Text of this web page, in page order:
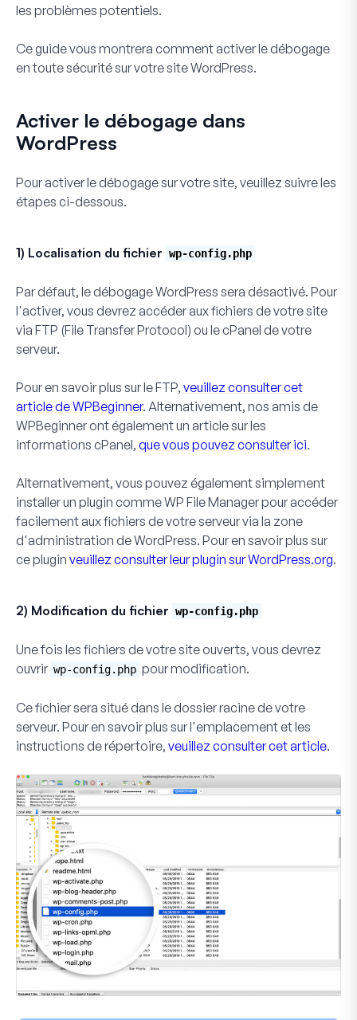
les problèmes potentiels.
Ce guide vous montrera comment activer le débogage
en toute sécurité sur votre site WordPress.
Activer le débogage dans
WordPress
Pour activer le débogage sur votre site, veuillez suivre les
étapes ci-dessous.
1) Localisation du fichier wp-config.php
Par défaut, le débogage WordPress sera désactivé. Pour
l'activer, vous devrez accéder aux fichiers de votre site
via FTP (File Transfer Protocol) ou le cPanel de votre
serveur.
Pour en savoir plus sur le FTP, veuillez consulter cet
article de WPBeginner. Alternativement, nos amis de
WPBeginner ont également un article sur les
informations cPanel, que vous pouvez consulter ici.
Alternativement, vous pouvez également simplement
installer un plugin comme WP File Manager pour accéder
facilement aux fichiers de votre serveur via la zone
d'administration de WordPress. Pour en savoir plus sur
ce plugin veuillez consulter leur plugin sur WordPress.org.
2) Modification du fichier wp-config.php
Une fois les fichiers de votre site ouverts, vous devrez
ouvrir wp-config.php pour modification.
Ce fichier sera situé dans le dossier racine de votre
serveur. Pour en savoir plus sur l'emplacement et les
instructions de répertoire, veuillez consulter cet article.